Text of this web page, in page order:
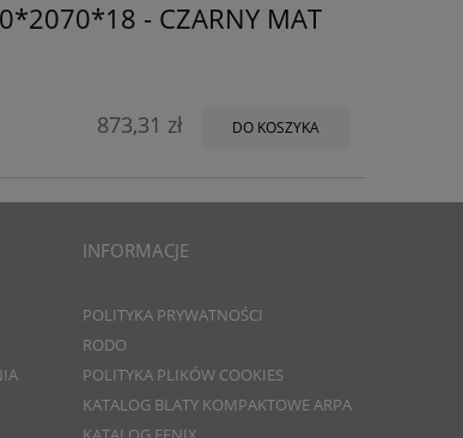
- CZARNY MAT
873,31 zł DO KOSZYKA
INFORMACJE
POLITYKA PRYWATNOŚCI
RODO
POLITYKA PLIKÓW COOKIES
KATALOG BLATY KOMPAKTOWE ARPA